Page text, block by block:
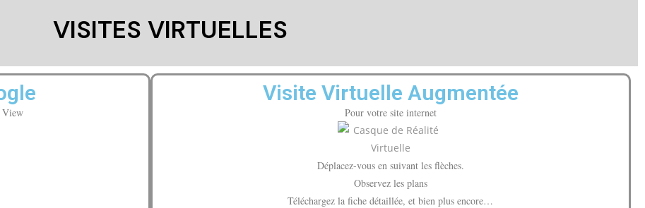
VISITES VIRTUELLES
View
Visite Virtuelle Augmentée
Pour votre site internet
Déplacez-vous en suivant les flèches.
Observez les plans
Téléchargez la fiche détaillée, et bien plus encore…